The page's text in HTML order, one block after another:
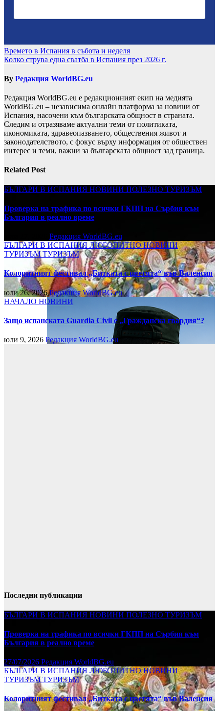
Навигация
Времето в Испания в събота и неделя
Колко струва една сватба в Испания през 2026 г.
By Редакция WorldBG.eu
Редакция WorldBG.eu е редакционният екип на медията
WorldBG.eu – независима онлайн платформа за новини от
Испания, насочени към българската общност в страната.
Следим и отразяваме актуални теми от политиката,
икономиката, здравеопазването, обществения живот и
законодателството, с фокус върху информация от обществен
интерес и теми, важни за българската общност зад граница.
Related Post
БЪЛГАРИ В ИСПАНИЯ НОВИНИ ПОЛЕЗНО ТУРИЗЪМ
Проверка на трафика по всички ГКПП на Сърбия към
България в реално време
Редакция WorldBG.eu
БЪЛГАРИ В ИСПАНИЯ ЛЮБОПИТНОНОВИНИ
ТУРИЗЪМТУРИЗЪМ
Колоритният фестивал „Битката с цветята“ във Валенсия
юли 26, 2026Редакция WorldBG.eu
НАЧАЛО НОВИНИ
Защо испанската Guardia Civil е „Гражданска гвардия“?
юли 9, 2026 Редакция WorldBG.eu
Последни публикации
БЪЛГАРИ В ИСПАНИЯ НОВИНИ ПОЛЕЗНО ТУРИЗЪМ
Проверка на трафика по всички ГКПП на Сърбия към
България в реално време
27/07/2026 Редакция WorldBG.eu
БЪЛГАРИ В ИСПАНИЯ ЛЮБОПИТНОНОВИНИ
ТУРИЗЪМТУРИЗЪМ
Колоритният фестивал „Битката с цветята“ във Валенсия